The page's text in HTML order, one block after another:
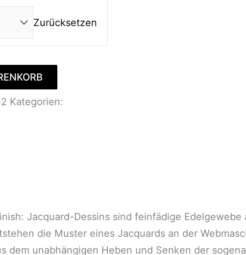
Zurücksetzen
Kategorien:
Jacquard-Dessins sind feinfädige Edelgewebe
die Muster eines Jacquards an der
dem unabhängigen Heben und Senken der